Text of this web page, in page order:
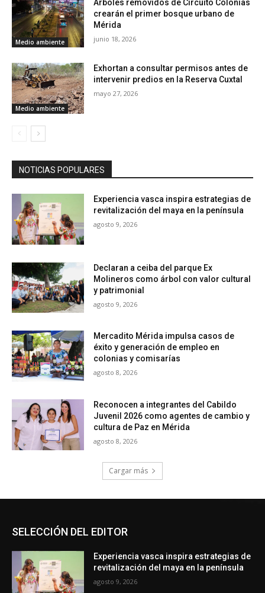
SELECCIÓN DEL EDITOR
Experiencia vasca inspira estrategias de
revitalización del maya en la península
agosto 9, 2026